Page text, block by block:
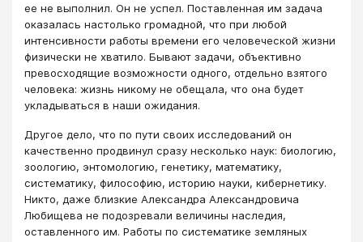
ее не выполнил. Он не успел. Поставленная им задача
оказалась настолько громадной, что при любой
интенсивности работы времени его человеческой жизни
физически не хватило. Бывают задачи, объективно
превосходящие возможности одного, отдельно взятого
человека: жизнь никому не обещала, что она будет
укладываться в наши ожидания.
Другое дело, что по пути своих исследований он
качественно продвинул сразу несколько наук: биологию,
зоологию, энтомологию, генетику, математику,
систематику, философию, историю науки, кибернетику.
Никто, даже близкие Александра Александ­ровича
Любищева не подозревали величины на­следия,
оставленного им. Работы по систематике земляных